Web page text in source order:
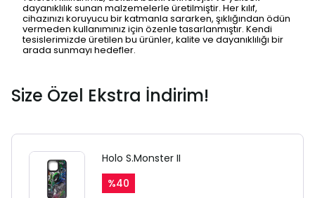
dayanıklılık sunan malzemelerle üretilmiştir. Her kılıf,
cihazınızı koruyucu bir katmanla sararken, şıklığından ödün
vermeden kullanımınız için özenle tasarlanmıştır. Kendi
tesislerimizde üretilen bu ürünler, kalite ve dayanıklılığı bir
arada sunmayı hedefler.
Size Özel Ekstra İndirim!
Holo S.Monster II
%40